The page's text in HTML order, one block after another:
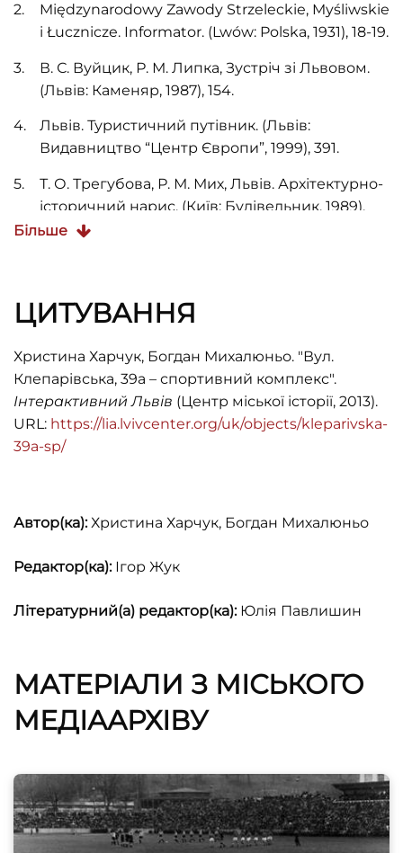
Międzynarodowy Zawody Strzeleckie, Myśliwskie
i Łucznicze. Informator. (Lwów: Polska, 1931), 18-19.
В. С. Вуйцик, Р. М. Липка, Зустріч зі Львовом.
(Львів: Каменяр, 1987), 154.
Львів. Туристичний путівник. (Львів:
Видавництво “Центр Європи”, 1999), 391.
Т. О. Трегубова, Р. М. Мих, Львів. Архітектурно-
історичний нарис. (Київ: Будівельник, 1989),
244.
Ю. Кордіяк, Чемпіони живуть у Львові. (Львів:
Більше
ЦИТУВАННЯ
Христина Харчук, Богдан Михалюньо. "Вул.
Клепарівська, 39а – спортивний комплекс".
Інтерактивний Львів (Центр міської історії, 2013).
URL: https://lia.lvivcenter.org/uk/objects/kleparivska-
39a-sp/
Автор(ка):Христина Харчук, Богдан Михалюньо
Редактор(ка):Ігор Жук
Літературний(а) редактор(ка):Юлія Павлишин
МАТЕРІАЛИ З МІСЬКОГО
МЕДІААРХІВУ